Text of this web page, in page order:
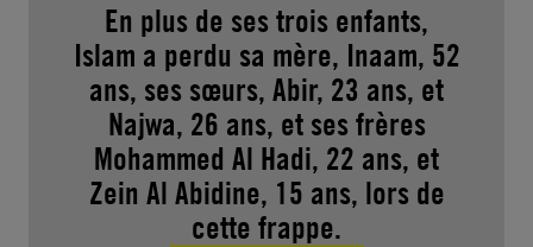
En plus de ses trois enfants,
Islam a perdu sa mère, Inaam, 52
ans, ses sœurs, Abir, 23 ans, et
Najwa, 26 ans, et ses frères
Mohammed Al Hadi, 22 ans, et
Zein Al Abidine, 15 ans, lors de
cette frappe.